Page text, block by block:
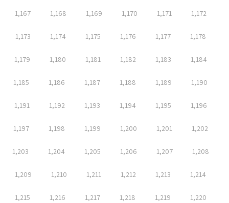
1,167 1,168 1,169 1,170 1,171 1,172
1,173 1,174 1,175 1,176 1,177 1,178
1,179 1,180 1,181 1,182 1,183 1,184
1,185 1,186 1,187 1,188 1,189 1,190
1,191 1,192 1,193 1,194 1,195 1,196
1,197 1,198 1,199 1,200 1,201 1,202
1,203 1,204 1,205 1,206 1,207 1,208
1,209 1,210 1,211 1,212 1,213 1,214
1,215 1,216 1,217 1,218 1,219 1,220